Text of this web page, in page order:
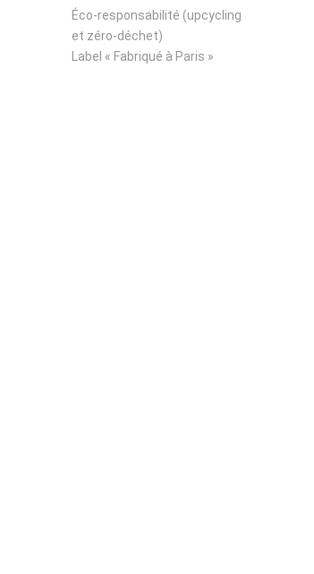
Éco-responsabilité (upcycling
et zéro-déchet)
Label « Fabriqué à Paris »